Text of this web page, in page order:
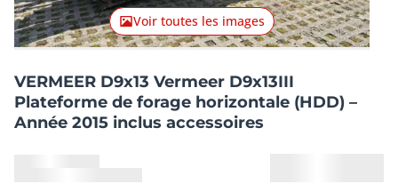
Voir toutes les images
VERMEER D9x13 Vermeer D9x13III
Plateforme de forage horizontale (HDD) –
Année 2015 inclus accessoires